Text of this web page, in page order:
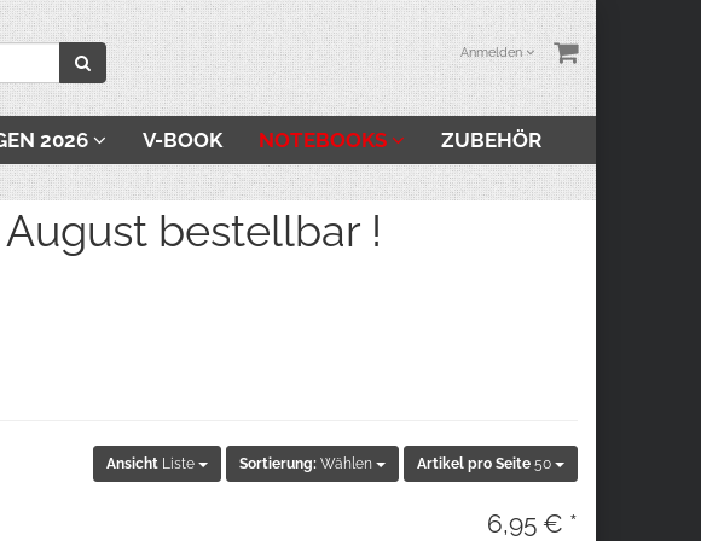
Anmelden
2026 V-BOOK NOTEBOOKS ZUBEHÖR
bestellbar !
Ansicht Liste Sortierung: Wählen Artikel pro Seite 50
6,95 € *